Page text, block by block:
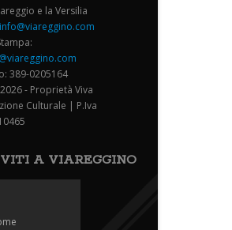
e la Versilia
info@viareggino.com
389-0205164
- Proprietà Viva
Culturale | P.Iva
A VIAREGGINO